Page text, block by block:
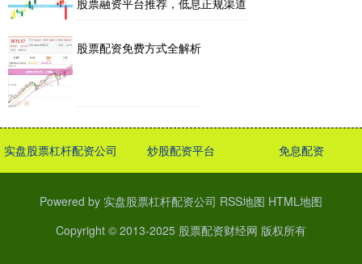
股票配资免费方式全解析
实盘股票杠杆配资公司 炒股配资平台 免息配资
Powered by 实盘股票杠杆配资公司 RSS地图 HTML地图
Copyright © 2013-2025 股票配资财经网 版权所有